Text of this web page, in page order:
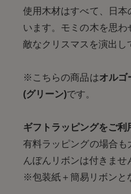
使用木材はすべて、日本
います。モミの木を思
敵なクリスマスを演出し
※こちらの商品はオルゴ
(グリーン)です。
ギフトラッピングをご利
有料ラッピングの場合
んぼんリボンは付きませ
※包装紙＋簡易リボンと